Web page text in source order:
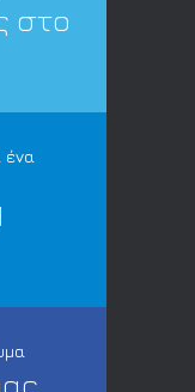
στο
ένα